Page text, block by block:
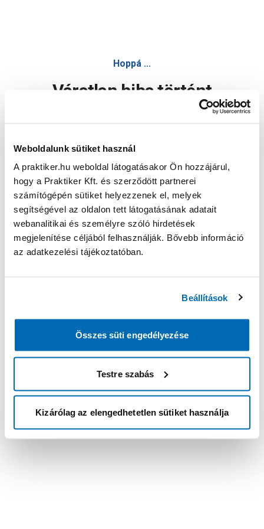
Weboldalunk sütiket használ
A praktiker.hu weboldal látogatásakor Ön hozzájárul,
hogy a Praktiker Kft. és szerződött partnerei
számítógépén sütiket helyezzenek el, melyek
segítségével az oldalon tett látogatásának adatait
webanalitikai és személyre szóló hirdetések
megjelenítése céljából felhasználják. Bővebb információ
az adatkezelési tájékoztatóban.
Beállítások
Összes süti engedélyezése
Testre szabás
Kizárólag az elengedhetetlen sütiket használja
Hoppá ...
Váratlan hiba történt
Oldal újratöltése